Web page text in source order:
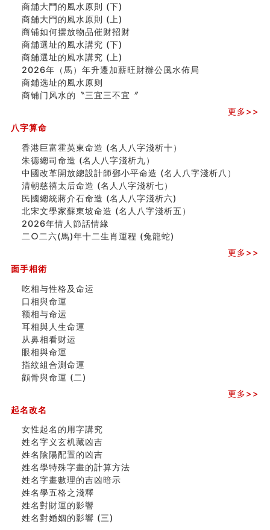
玄空本义(七)
刘燮鈞讲人相 手纹与命运(二)
商铺如何摆放物品催财招财
极其旺夫的女人面相
家居常見風水形煞及化解方法 (二)
居家風水懶人包！房子煞氣怎麼看？風水禁忌有哪些？有
這樣風水的房子別�
南半球的八字如何推排
额相与命运
从痣看相
姓名陰陽配置的凶吉
六爻測住宅風水 (四)
玄空本义 (五)
财务办公室风水布局
精选1500个五行属木的字
玄空本义 (四)
八字算命：女命八字里日坐伤官克夫？
订婚就是定结婚日子吗
清朝慈禧太后命造 (名人八字淺析七）
玄空本义 (三)
飞灵山传说故事
命理解说：想请问什么时候能够遇到姻缘结婚？
商舖選址的風水講究 (下)
吉凶神跳上大运时的断法【四柱技巧】
家居常見風水形煞及化解方法 (一)
刘燮鈞讲人相 手纹与命运(一)
玄空本义 (二)
大門風水五大禁忌！大門風水擺設？門中門風水解方？
寓意好的五行属水的汉字有哪些？五行属水的汉字大全
女性起名的用字講究
香港巨富霍英東命造 (名人八字淺析十）
購房十大風水原則 (上)
看字形结构推算出吉凶
七夕节 我国唯一一个以女性为主角传统节日
商舖大門的風水原則 (下)
手指饱满福运加身，这种手相福运在何处？
家居常見風水形煞及化解方法 ( 四)
商舖大門的風水原則 (下)
商舖大門的風水原則 (上)
商铺如何摆放物品催财招财
商舖選址的風水講究 (下)
商舖選址的風水講究 (上)
2026年（馬）年升遷加薪旺財辦公風水佈局
商鋪选址的風水原则
商铺门风水的〝三宜三不宜〞
更多>>
八字算命
香港巨富霍英東命造 (名人八字淺析十）
朱德總司命造 (名⼈⼋字淺析九）
中國改革開放總設計師鄧小平命造 (名人八字淺析八）
清朝慈禧太后命造 (名人八字淺析七）
民國總統蔣介石命造 (名人八字淺析六)
北宋文學家蘇東坡命造 (名人八字淺析五）
2026年情人節話情緣
二○二六(馬)年十二生肖運程 (兔龍蛇)
更多>>
面手相術
吃相与性格及命运
口相與命運
额相与命运
耳相與人生命運
从鼻相看财运
眼相與命運
指紋組合測命運
顴骨與命運 (二)
更多>>
起名改名
女性起名的用字講究
姓名字义玄机藏凶吉
姓名陰陽配置的凶吉
姓名學特殊字畫的計算方法
姓名字畫數理的吉凶暗示
姓名學五格之淺釋
姓名對財運的影響
姓名對婚姻的影響 (三)